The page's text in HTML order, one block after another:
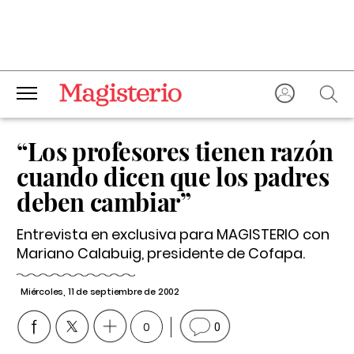
“Los profesores tienen razón
cuando dicen que los padres
deben cambiar”
Entrevista en exclusiva para MAGISTERIO con
Mariano Calabuig, presidente de Cofapa.
Miércoles, 11 de septiembre de 2002
0 0